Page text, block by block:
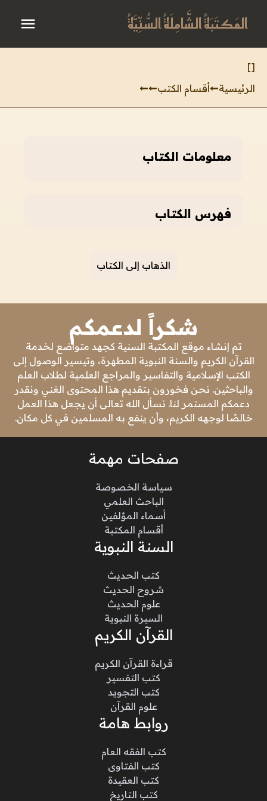
المَكتَبَةُ الشَّامِلَةُ السُّنِّيَّةُ
[
]
الرئيسية
أقسام الكتب
معلومات الكتاب
فهرس الكتاب
الذهاب إلى الكتاب
شكراً لدعمكم
تم إنشاء موقع المكتبة السنية كجهد متواضع لخدمة
القرآن الكريم والسنة النبوية المطهرة، وتيسير الوصول إلى
الكتب الإسلامية والتفاسير والمراجع العلمية لطلاب العلم
والباحثين. نحن فخورون بتقديم هذا المحتوى الغني ونقدر
دعمكم المستمر لنا. نسأل الله تعالى أن يجعل هذا العمل
خالصًا لوجهه الكريم، وأن ينفع به المسلمين في كل مكان.
صفحات مهمة
سياسة الخصوصة
الباحث العلمي
أسماء المؤلفين
أقسام المكتبة
السنة النبوية
كتب الحديث
شروح الحديث
علوم الحديث
السيرة النبوية
القرآن الكريم
قراءة القرآن الكريم
كتب التفسير
كتب التجويد
علوم القرآن
روابط هامة
كتب الفقه العام
كتب الفتاوى
كتب العقيدة
كتب التاريخ